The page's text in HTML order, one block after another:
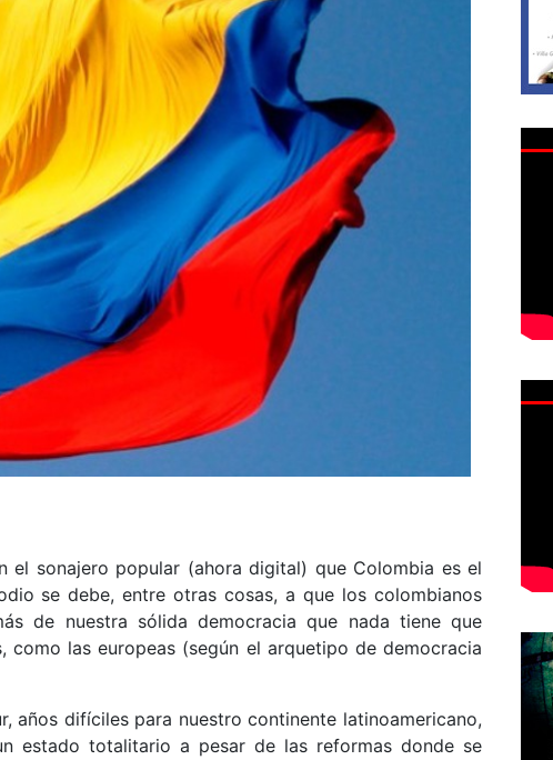
el sonajero popular (ahora digital) que Colombia es el
se debe, entre otras cosas, a que los colombianos
de nuestra sólida democracia que nada tiene que
como las europeas (según el arquetipo de democracia
años difíciles para nuestro continente latinoamericano,
estado totalitario a pesar de las reformas donde se